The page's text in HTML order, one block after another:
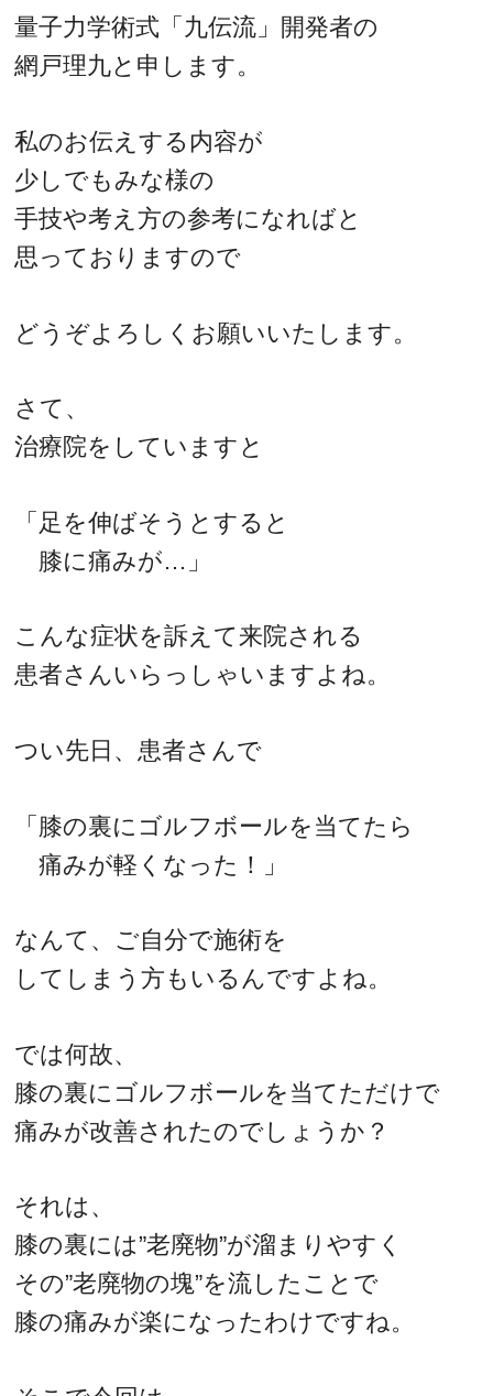
量子力学術式「九伝流」開発者の
網戸理九と申します。
私のお伝えする内容が
少しでもみな様の
手技や考え方の参考になればと
思っておりますので
どうぞよろしくお願いいたします。
さて、
治療院をしていますと
「足を伸ばそうとすると
膝に痛みが…」
こんな症状を訴えて来院される
患者さんいらっしゃいますよね。
つい先日、患者さんで
「膝の裏にゴルフボールを当てたら
痛みが軽くなった！」
なんて、ご自分で施術を
してしまう方もいるんですよね。
では何故、
膝の裏にゴルフボールを当てただけで
痛みが改善されたのでしょうか？
それは、
膝の裏には”老廃物”が溜まりやすく
その”老廃物の塊”を流したことで
膝の痛みが楽になったわけですね。